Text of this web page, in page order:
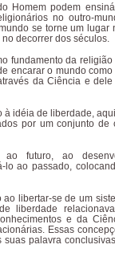
Homem podem
no outro-
se torne um lugar
decorrer dos séculos.
fundamento da
encarar o mundo
da Ciência e
à idéia de liberdade,
por um conjunto de
futuro, ao
lo ao passado,
libertar-se de um
liberdade
e da
Essas
palavra